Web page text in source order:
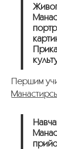
Першим